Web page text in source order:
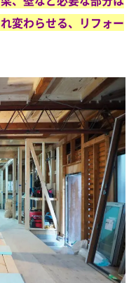
変わらせる、リフォー